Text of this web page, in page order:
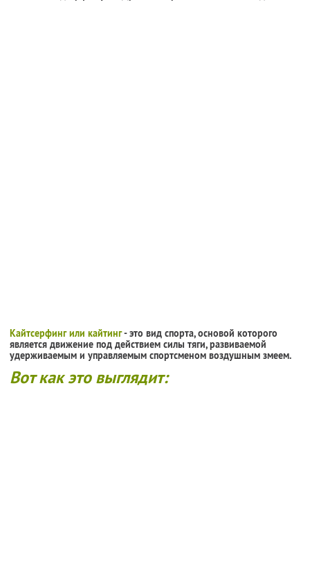
Кайтсерфинг или кайтинг- это вид спорта, основой которого
является движение под действием силы тяги, развиваемой
удерживаемым и управляемым спортсменом воздушным змеем.
Вот как это выглядит: